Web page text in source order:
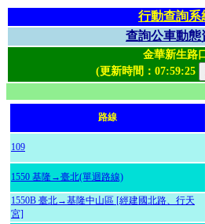
行動查詢系
查詢公車動態
金華新生路
(更新時間： 07:59:25
路線
109
1550 基隆→臺北(單迴路線)
1550B 臺北→基隆中山區 [經建國北路、行天
宮]